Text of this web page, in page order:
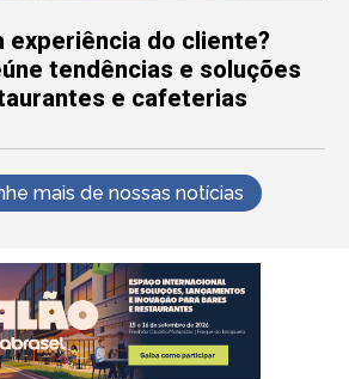
experiência do cliente?
tendências e soluções
e cafeterias
mais de nossas notícias